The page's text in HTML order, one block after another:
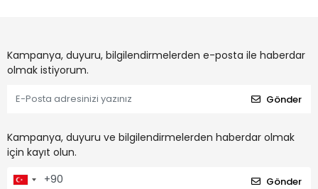
Kampanya, duyuru, bilgilendirmelerden e-posta ile haberdar
olmak istiyorum.
Gönder
Kampanya, duyuru ve bilgilendirmelerden haberdar olmak
için kayıt olun.
Gönder